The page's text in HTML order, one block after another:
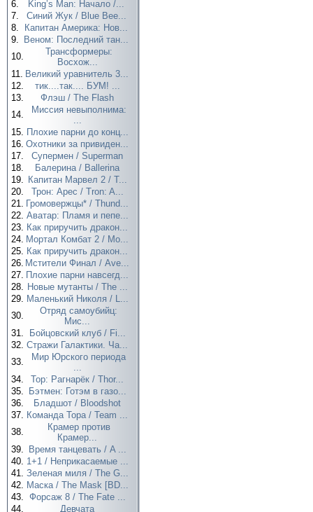
6.
King’s Man: Начало /...
7.
Синий Жук / Blue Bee...
8.
Капитан Америка: Нов...
9.
Веном: Последний тан...
10.
Трансформеры:
Восхож...
11. Великий уравнитель 3...
12.
тик....так.... БУМ! ...
13.
Флэш / The Flash
14.
Миссия невыполнима:
...
15. Плохие парни до конц...
16. Охотники за привиден...
17.
Супермен / Superman
18.
Балерина / Ballerina
19. Капитан Марвел 2 / T...
20.
Трон: Арес / Tron: A...
21. Громовержцы* / Thund...
22. Аватар: Пламя и пепе...
23. Как приручить дракон...
24. Мортал Комбат 2 / Mo...
25. Как приручить дракон...
26. Мстители Финал / Ave...
27. Плохие парни навсегд...
28. Новые мутанты / The ...
29. Маленький Николя / L...
30.
Отряд самоубийц:
Мис...
31.
Бойцовский клуб / Fi...
32. Стражи Галактики. Ча...
33.
Мир Юрского периода
...
34.
Тор: Рагнарёк / Thor...
35.
Бэтмен: Готэм в газо...
36.
Бладшот / Bloodshot
37. Команда Тора / Team ...
38.
Крамер против
Крамер...
39.
Время танцевать / A ...
40. 1+1 / Неприкасаемые ...
41. Зеленая миля / The G...
42. Маска / The Mask [BD...
43. Форсаж 8 / The Fate ...
44.
Девчата